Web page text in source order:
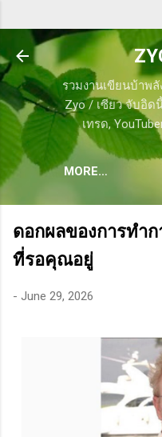
รวมงานเขียนบ้าพ
Zyo / เซียว จับอิด
เทรด,
MORE…
ดอกผลของการทำ
ที่รอคุณอยู่
- June 29, 2026